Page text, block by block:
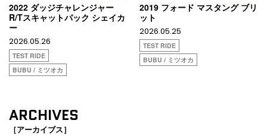
2022 ダッジチャレンジャー
R/Tスキャットパック シェイカ
ー
2026.05.26
TEST RIDE
BUBU / ミツオカ
2019 フォード マスタング ブリ
ット
2026.05.25
TEST RIDE
BUBU / ミツオカ
ARCHIVES
［アーカイブス］